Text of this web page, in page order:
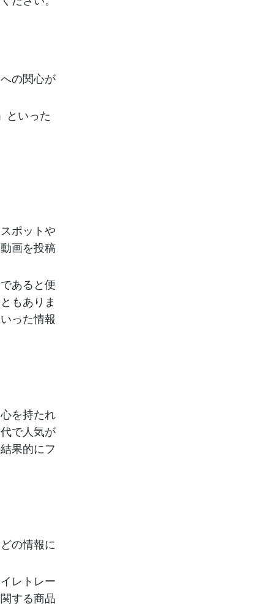
の関心が
といった
ポットや
画を投稿
あると便
もありま
った情報
を持たれ
で人気が
果的にフ
の情報に
レトレー
する商品